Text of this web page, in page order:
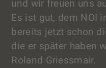
und wir freuen uns
Es ist gut, dem NOI
bereits jetzt schon
die er später haben
Roland Griessmair.